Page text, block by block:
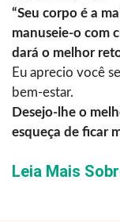
“Seu corpo é a
manuseie-o com
dará o melhor
Eu aprecio você
bem-estar.
Desejo-lhe o
esqueça de ficar
Leia Mais